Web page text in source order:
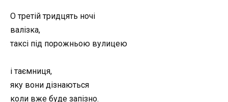
О третій тридцять ночі
валізка,
таксі під порожньою вулицею
і таємниця,
яку вони дізнаються
коли вже буде запізно.